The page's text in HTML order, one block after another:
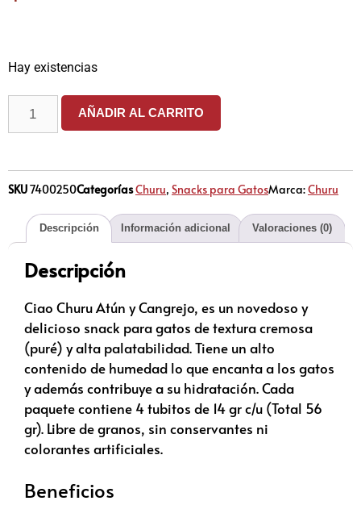
Hay existencias
AÑADIR AL CARRITO
SKU7400250CategoríasChuru, Snacks para GatosMarca:Churu
Descripción Información adicional Valoraciones (0)
Descripción
Ciao Churu Atún y Cangrejo, es un novedoso y
delicioso snack para gatos de textura cremosa
(puré) y alta palatabilidad. Tiene un alto
contenido de humedad lo que encanta a los gatos
y además contribuye a su hidratación. Cada
paquete contiene 4 tubitos de 14 gr c/u (Total 56
gr). Libre de granos, sin conservantes ni
colorantes artificiales.
Beneficios